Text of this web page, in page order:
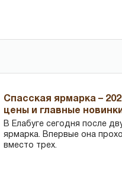
Спасская ярмарка –
цены и главные новинки
В Елабуге сегодня после
ярмарка. Впервые она
вместо трех.